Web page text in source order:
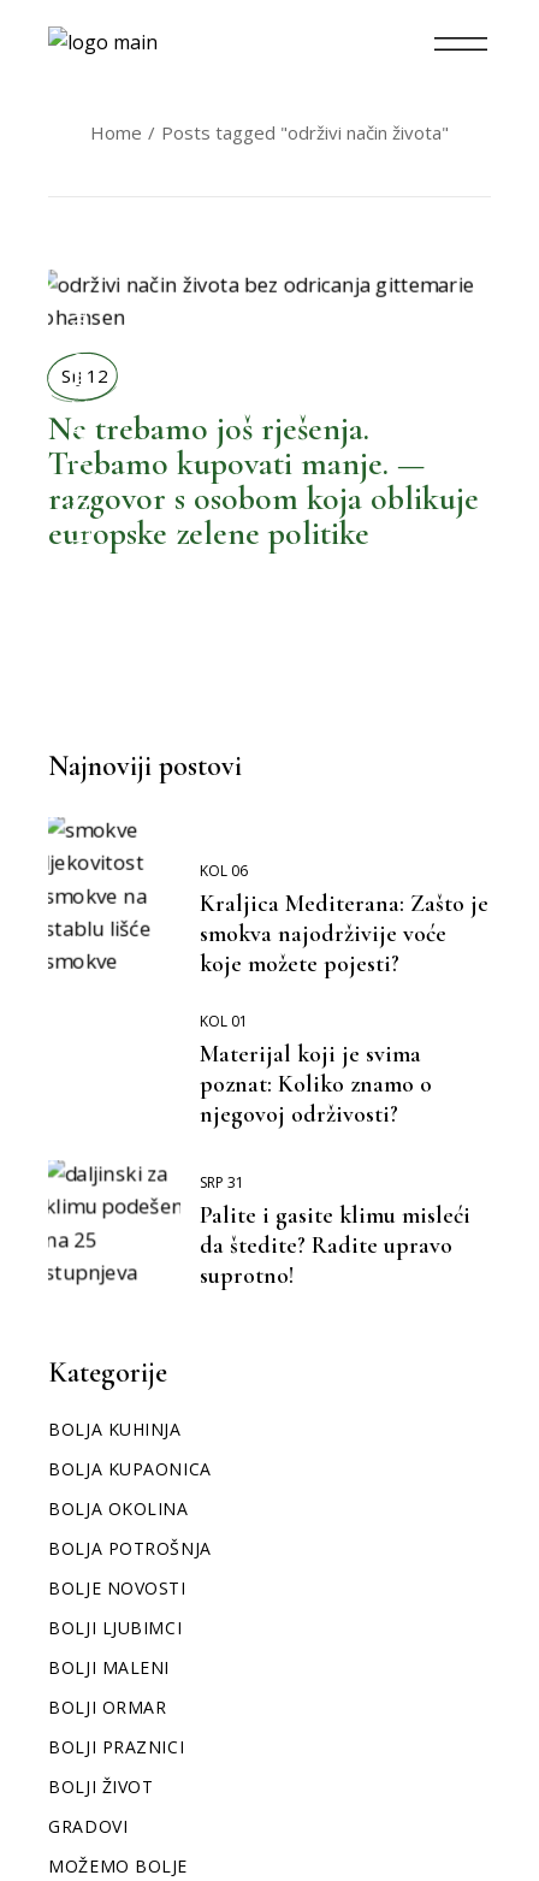
Home Posts tagged "održivi način života"
BOLJI ŽIVOT
,
MOŽEMO BOLJE
SIJ 12
Ne trebamo još rješenja.
Trebamo kupovati manje. —
razgovor s osobom koja oblikuje
europske zelene politike
Najnoviji postovi
KOL 06
Kraljica Mediterana: Zašto je
smokva najodrživije voće
koje možete pojesti?
KOL 01
Materijal koji je svima
poznat: Koliko znamo o
njegovoj održivosti?
SRP 31
Palite i gasite klimu misleći
da štedite? Radite upravo
suprotno!
Kategorije
BOLJA KUHINJA
BOLJA KUPAONICA
BOLJA OKOLINA
BOLJA POTROŠNJA
BOLJE NOVOSTI
BOLJI LJUBIMCI
BOLJI MALENI
BOLJI ORMAR
BOLJI PRAZNICI
BOLJI ŽIVOT
GRADOVI
MOŽEMO BOLJE